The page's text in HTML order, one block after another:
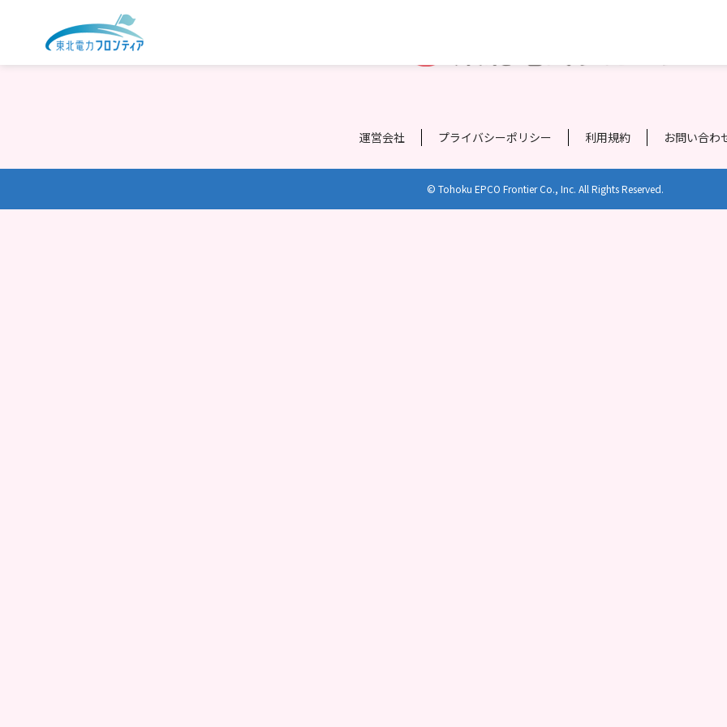
運営会社 プライバシーポリシー 利用規約 お問い合わ
© Tohoku EPCO Frontier Co., Inc. All Rights Reserved.